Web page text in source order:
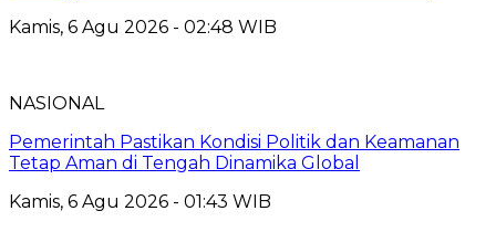
Kamis, 6 Agu 2026 - 02:48 WIB
NASIONAL
Pemerintah Pastikan Kondisi Politik dan Keamanan
Tetap Aman di Tengah Dinamika Global
Kamis, 6 Agu 2026 - 01:43 WIB